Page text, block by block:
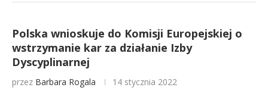
Polska wnioskuje do Komisji Europejskiej o
wstrzymanie kar za działanie Izby
Dyscyplinarnej
przez Barbara Rogala 14 stycznia 2022